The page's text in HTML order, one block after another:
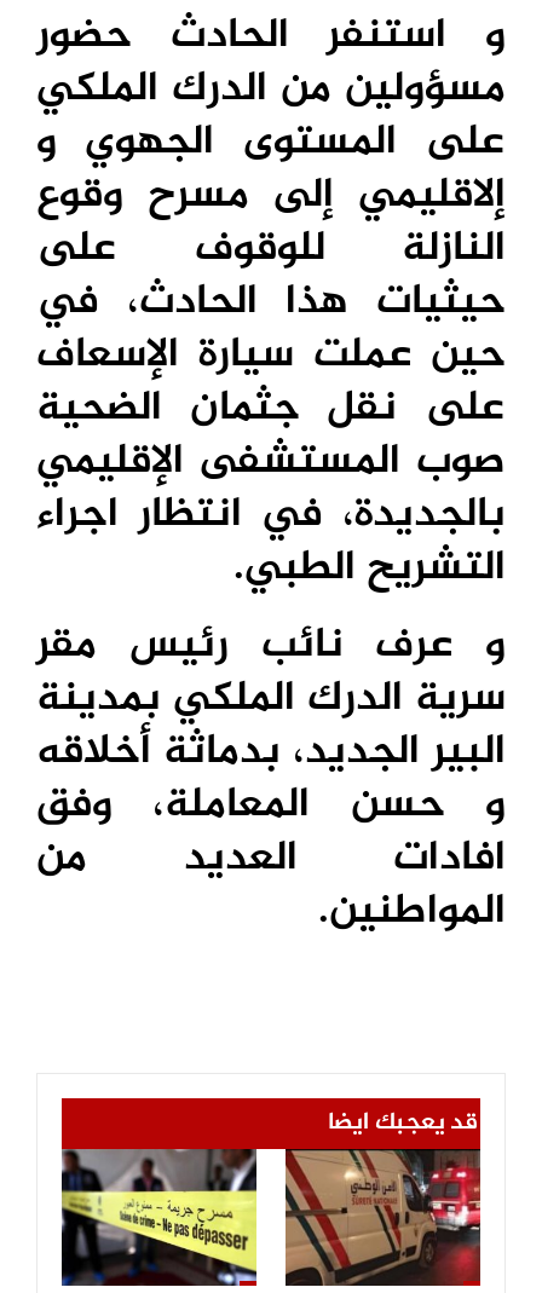
و استنفر الحادث حضور
مسؤولين من الدرك الملكي
على المستوى الجهوي و
إلاقليمي إلى مسرح وقوع
النازلة للوقوف على
حيثيات هذا الحادث، في
حين عملت سيارة الإسعاف
على نقل جثمان الضحية
صوب المستشفى الإقليمي
بالجديدة، في انتظار اجراء
التشريح الطبي.
و عرف نائب رئيس مقر
سرية الدرك الملكي بمدينة
البير الجديد، بدماثة أخلاقه
و حسن المعاملة، وفق
افادات العديد من
المواطنين.
قد يعجبك ايضا